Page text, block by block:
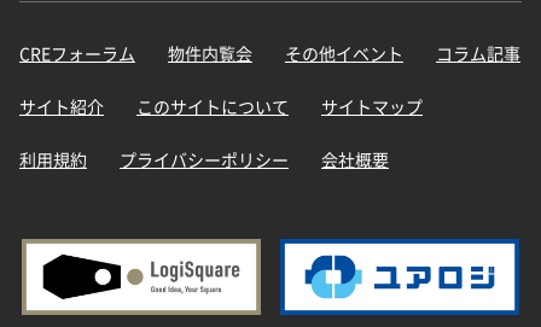
CREフォーラム 物件内覧会 その他イベント コラム記事
サイト紹介 このサイトについて サイトマップ
利用規約 プライバシーポリシー 会社概要